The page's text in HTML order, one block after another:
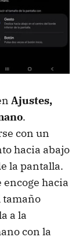
Ajustes,
.
con un
hacia abajo
la pantalla.
hacia
a la
con la